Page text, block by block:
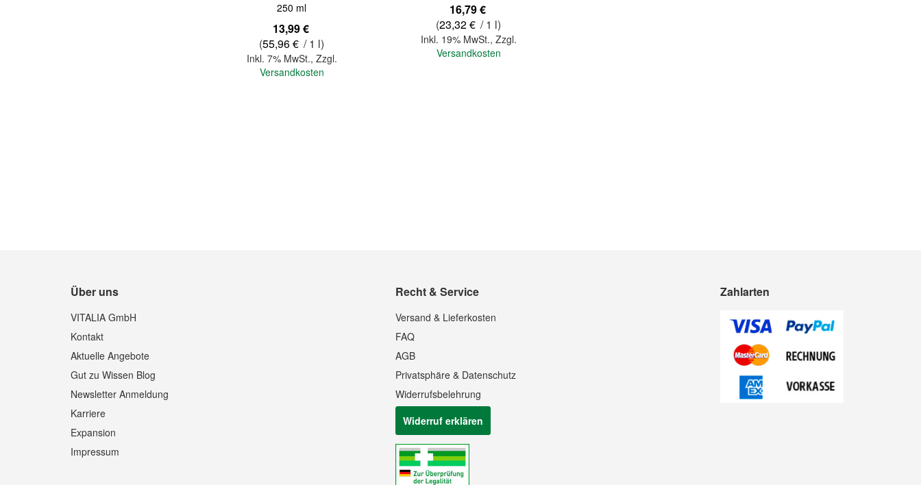
250 ml
13,99 €
(55,96 € / 1 l)
Inkl. 7% MwSt., Zzgl.
Versandkosten
16,79 €
(23,32 € / 1 l)
Inkl. 19% MwSt., Zzgl.
Versandkosten
Über uns
VITALIA GmbH
Kontakt
Aktuelle Angebote
Gut zu Wissen Blog
Newsletter Anmeldung
Karriere
Expansion
Impressum
Recht & Service
Versand & Lieferkosten
FAQ
AGB
Privatsphäre & Datenschutz
Widerrufsbelehrung
Widerruf erklären
Zahlarten